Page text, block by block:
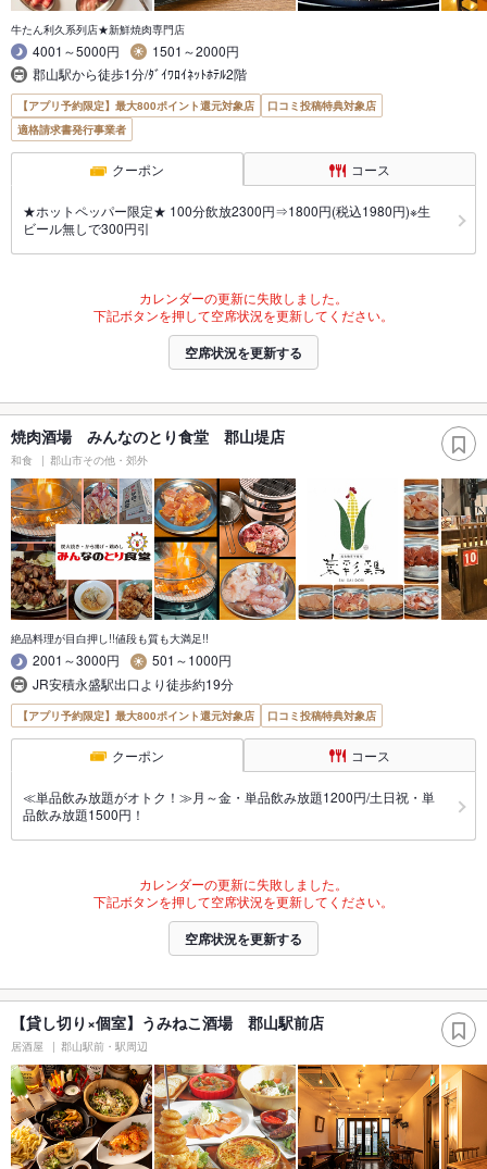
牛たん利久系列店★新鮮焼肉専門店
4001～5000円
1501～2000円
郡山駅から徒歩1分/ﾀﾞｲﾜﾛｲﾈｯﾄﾎﾃﾙ2階
【アプリ予約限定】最大800ポイント還元対象店
口コミ投稿特典対象店
適格請求書発行事業者
クーポン コース
★ホットペッパー限定★ 100分飲放2300円⇒1800円(税込1980円)※生
ビール無しで300円引
カレンダーの更新に失敗しました。
下記ボタンを押して空席状況を更新してください。
空席状況を更新する
焼肉酒場 みんなのとり食堂 郡山堤店
和食 郡山市その他・郊外
絶品料理が目白押し!!値段も質も大満足!!
2001～3000円
501～1000円
JR安積永盛駅出口より徒歩約19分
【アプリ予約限定】最大800ポイント還元対象店 口コミ投稿特典対象店
クーポン コース
≪単品飲み放題がオトク！≫月～金・単品飲み放題1200円/土日祝・単
品飲み放題1500円！
カレンダーの更新に失敗しました。
下記ボタンを押して空席状況を更新してください。
空席状況を更新する
【貸し切り×個室】うみねこ酒場 郡山駅前店
居酒屋 郡山駅前・駅周辺